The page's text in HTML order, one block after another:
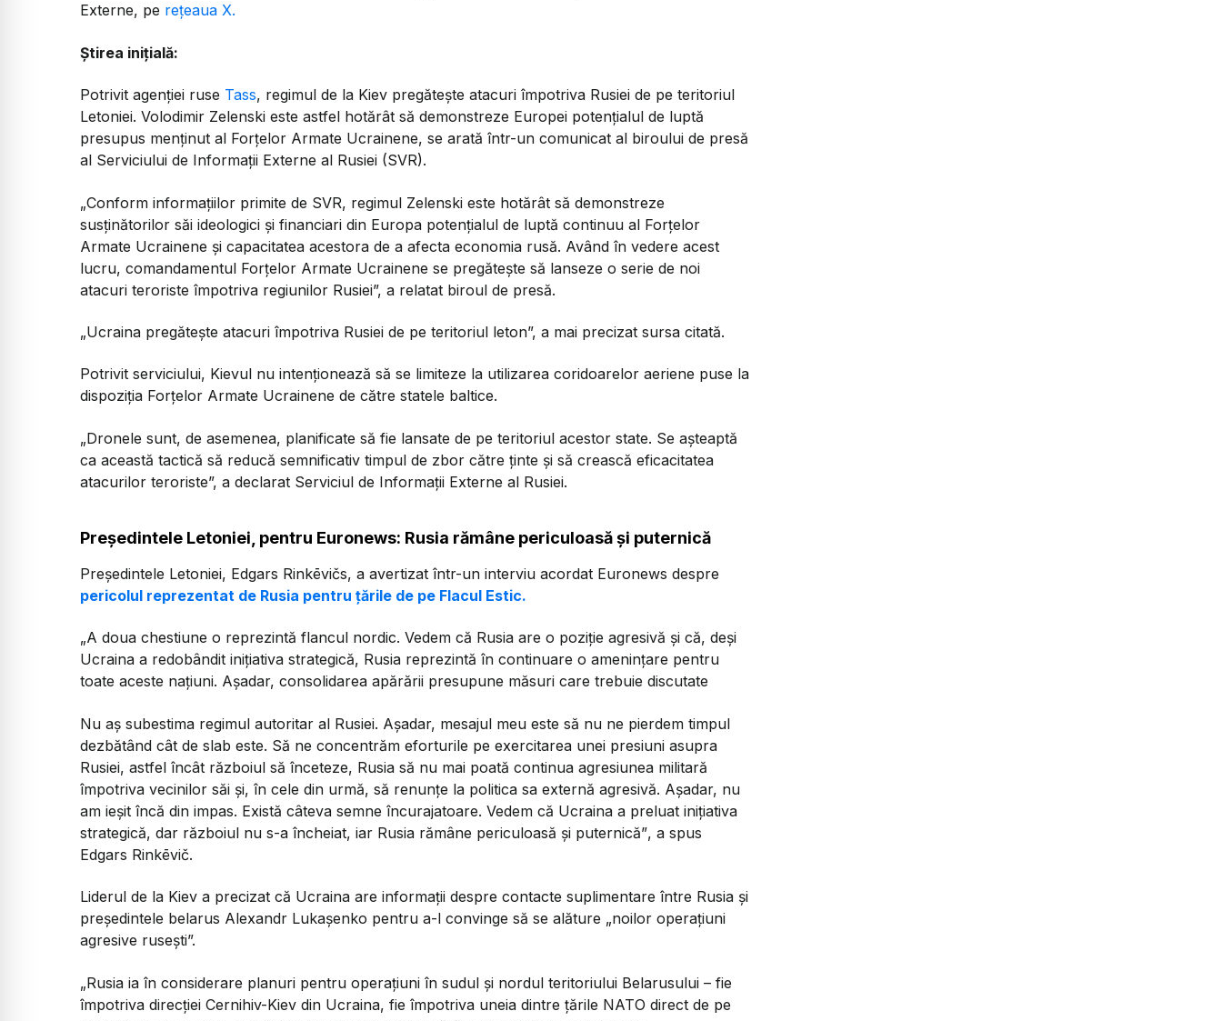
Externe, pe rețeaua X.
Știrea inițială:
Potrivit agenției ruse Tass, regimul de la Kiev pregătește atacuri împotriva Rusiei de pe teritoriul
Letoniei. Volodimir Zelenski este astfel hotărât să demonstreze Europei potențialul de luptă
presupus menținut al Forțelor Armate Ucrainene, se arată într-un comunicat al biroului de presă
al Serviciului de Informații Externe al Rusiei (SVR).
„Conform informațiilor primite de SVR, regimul Zelenski este hotărât să demonstreze
susținătorilor săi ideologici și financiari din Europa potențialul de luptă continuu al Forțelor
Armate Ucrainene și capacitatea acestora de a afecta economia rusă. Având în vedere acest
lucru, comandamentul Forțelor Armate Ucrainene se pregătește să lanseze o serie de noi
atacuri teroriste împotriva regiunilor Rusiei”, a relatat biroul de presă.
„Ucraina pregătește atacuri împotriva Rusiei de pe teritoriul leton”, a mai precizat sursa citată.
Potrivit serviciului, Kievul nu intenționează să se limiteze la utilizarea coridoarelor aeriene puse la
dispoziția Forțelor Armate Ucrainene de către statele baltice.
„Dronele sunt, de asemenea, planificate să fie lansate de pe teritoriul acestor state. Se așteaptă
ca această tactică să reducă semnificativ timpul de zbor către ținte și să crească eficacitatea
atacurilor teroriste”, a declarat Serviciul de Informații Externe al Rusiei.
Președintele Letoniei, pentru Euronews: Rusia rămâne periculoasă și puternică
Președintele Letoniei, Edgars Rinkēvičs, a avertizat într-un interviu acordat Euronews despre
pericolul reprezentat de Rusia pentru țările de pe Flacul Estic.
„​A doua chestiune o reprezintă flancul nordic. Vedem că Rusia are o poziție agresivă și că, deși
Ucraina a redobândit inițiativa strategică, Rusia reprezintă în continuare o amenințare pentru
toate aceste națiuni. Așadar, consolidarea apărării presupune măsuri care trebuie discutate
Nu aș subestima regimul autoritar al Rusiei. Așadar, mesajul meu este să nu ne pierdem timpul
dezbătând cât de slab este. Să ne concentrăm eforturile pe exercitarea unei presiuni asupra
Rusiei, astfel încât războiul să înceteze, Rusia să nu mai poată continua agresiunea militară
împotriva vecinilor săi și, în cele din urmă, să renunțe la politica sa externă agresivă. Așadar, nu
am ieșit încă din impas. Există câteva semne încurajatoare. Vedem că Ucraina a preluat inițiativa
strategică, dar războiul nu s-a încheiat, iar Rusia rămâne periculoasă și puternică”, a spus
Edgars Rinkēvič.
Liderul de la Kiev a precizat că Ucraina are informații despre contacte suplimentare între Rusia și
președintele belarus Alexandr Lukașenko pentru a-l convinge să se alăture „noilor operațiuni
agresive rusești”.
„Rusia ia în considerare planuri pentru operațiuni în sudul și nordul teritoriului Belarusului – fie
împotriva direcției Cernihiv-Kiev din Ucraina, fie împotriva uneia dintre țările NATO direct de pe